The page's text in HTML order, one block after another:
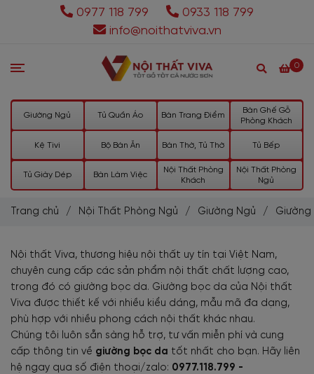
0977 118 799
0933 118 799
info@noithatviva.vn
0
Giường Ngủ Tủ Quần Áo Bàn Trang Điểm
Bàn Ghế Gỗ
Phòng Khách
Kệ Tivi Bộ Bàn Ăn Bàn Thờ, Tủ Thờ Tủ Bếp
Tủ Giày Dép Bàn Làm Việc
Nội Thất Phòng
Khách
Nội Thất Phòng
Ngủ
Trang chủ / Nội Thất Phòng Ngủ / Giường Ngủ / Giường
Nội thất Viva, thương hiệu nội thất uy tín tại Việt Nam,
chuyên cung cấp các sản phẩm nội thất chất lượng cao,
trong đó có giường bọc da. Giường bọc da của Nội thất
Viva được thiết kế với nhiều kiểu dáng, mẫu mã đa dạng,
phù hợp với nhiều phong cách nội thất khác nhau.
Chúng tôi luôn sẵn sàng hỗ trợ, tư vấn miễn phí và cung
cấp thông tin về giường bọc da tốt nhất cho bạn. Hãy liên
hệ ngay qua số điện thoại/zalo: 0977.118.799 -